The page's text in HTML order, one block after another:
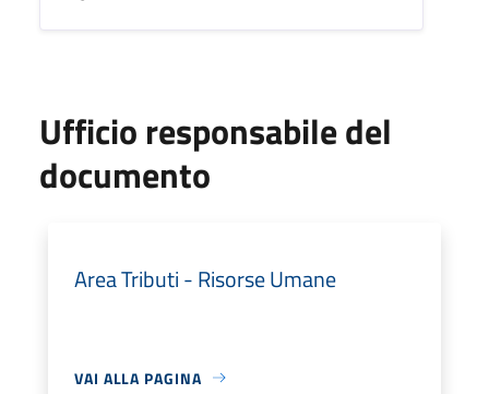
Ufficio responsabile del
documento
Area Tributi - Risorse Umane
VAI ALLA PAGINA